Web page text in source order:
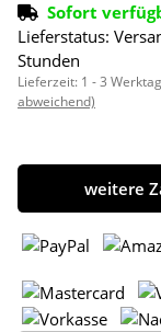
Sofort
Lieferstatus:
Stunden
Lieferzeit: 1 - 3
abweichend)
weitere